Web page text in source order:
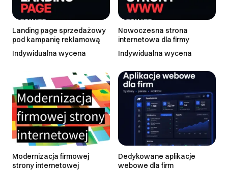
Landing page sprzedażowy
pod kampanię reklamową
Indywidualna wycena
Nowoczesna strona
internetowa dla firmy
Indywidualna wycena
Modernizacja firmowej
strony internetowej
Dedykowane aplikacje
webowe dla firm